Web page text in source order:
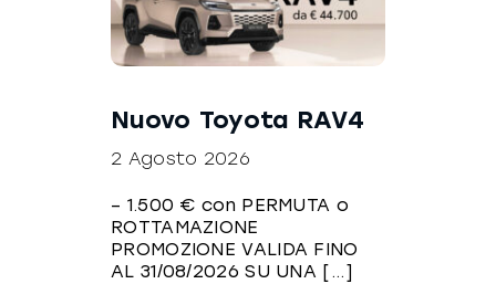
Nuovo Toyota RAV4
2 Agosto 2026
– 1.500 € con PERMUTA o
ROTTAMAZIONE
PROMOZIONE VALIDA FINO
AL 31/08/2026 SU UNA [...]